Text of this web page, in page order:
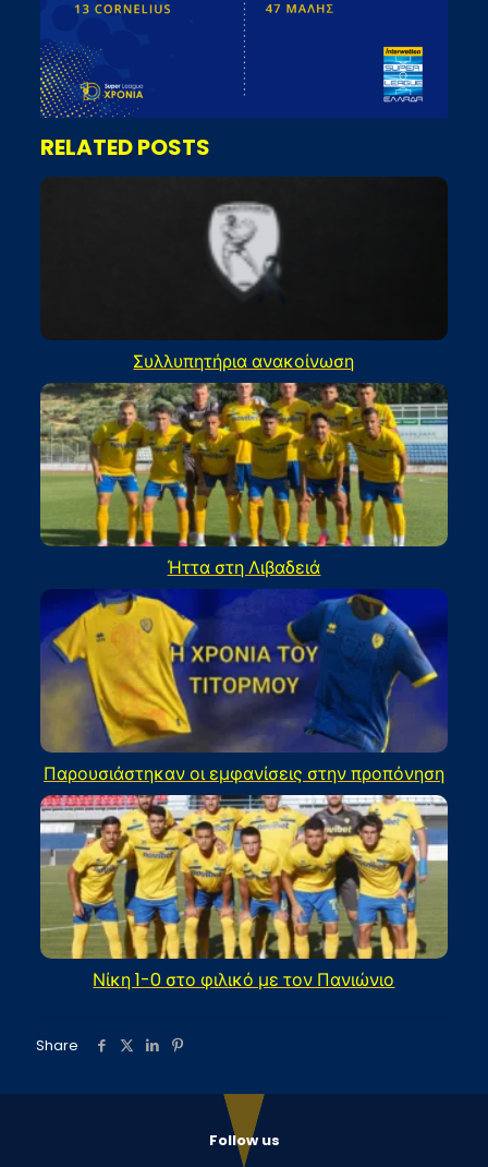
RELATED POSTS
Συλλυπητήρια ανακοίνωση
Ήττα στη Λιβαδειά
Παρουσιάστηκαν οι εμφανίσεις στην προπόνηση
Νίκη 1-0 στο φιλικό με τον Πανιώνιο
Share
Follow us